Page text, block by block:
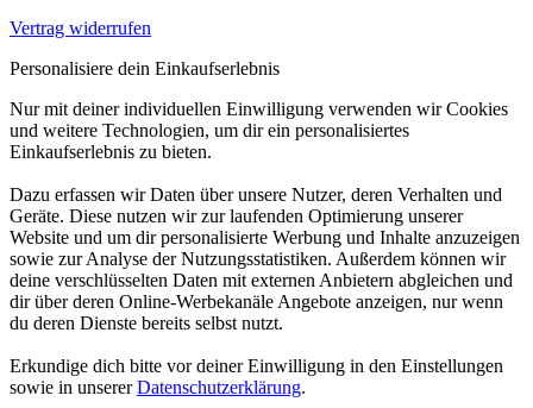
Vertrag widerrufen
Personalisiere dein Einkaufserlebnis
Nur mit deiner individuellen Einwilligung verwenden wir Cookies
und weitere Technologien, um dir ein personalisiertes
Einkaufserlebnis zu bieten.
Dazu erfassen wir Daten über unsere Nutzer, deren Verhalten und
Geräte. Diese nutzen wir zur laufenden Optimierung unserer
Website und um dir personalisierte Werbung und Inhalte anzuzeigen
sowie zur Analyse der Nutzungsstatistiken. Außerdem können wir
deine verschlüsselten Daten mit externen Anbietern abgleichen und
dir über deren Online-Werbekanäle Angebote anzeigen, nur wenn
du deren Dienste bereits selbst nutzt.
Erkundige dich bitte vor deiner Einwilligung in den Einstellungen
sowie in unsererDatenschutzerklärung.